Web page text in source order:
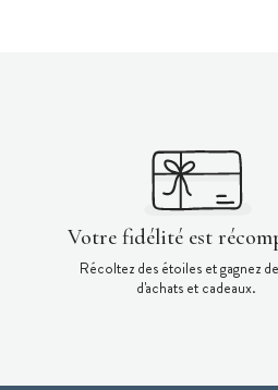
Votre fidélité est
Récoltez des étoiles et gagnez
d'achats et cadeaux.